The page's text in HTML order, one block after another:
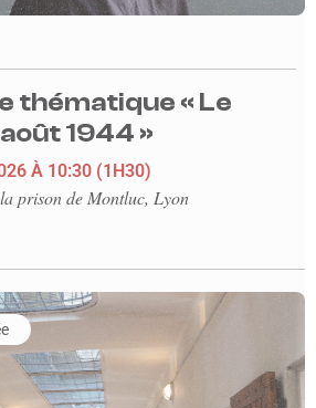
thématique « Le
1944 »
À 10:30 (1H30)
prison de Montluc, Lyon
Visite guidée du Mémorial